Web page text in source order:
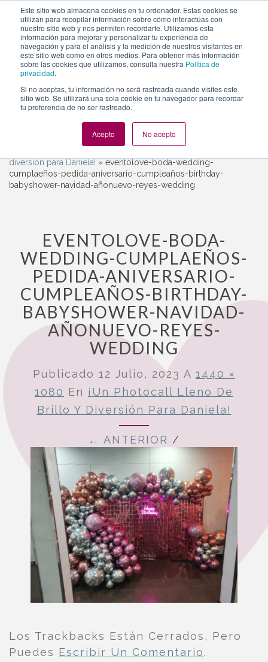
Este sitio web almacena cookies en tu ordenador. Estas cookies se
utilizan para recopilar información sobre cómo interactúas con
nuestro sitio web y nos permiten recordarte. Utilizamos esta
información para mejorar y personalizar tu experiencia de
navegación y para el análisis y la medición de nuestros visitantes en
este sitio web como en otros medios. Para obtener más información
sobre las cookies que utilizamos, consulta nuestra Política de
privacidad.
Si no aceptas, tu información no será rastreada cuando visites este
sitio web. Se utilizará una sola cookie en tu navegador para recordar
tu preferencia de no ser rastreado.
Acepto No acepto
https://www.evento.love/blog/celebraciones-llenas-de-
amor-y-dulzura/eventolove-boda-wedding-cumplaenos-
pedida-aniversario-cumpleanos-birthday-babyshower-
navidad-anonuevo-reyes-wedding/
diversión para Daniela! » eventolove-boda-wedding-
cumplaeños-pedida-aniversario-cumpleaños-birthday-
babyshower-navidad-añonuevo-reyes-wedding
EVENTOLOVE-BODA-
WEDDING-CUMPLAEÑOS-
PEDIDA-ANIVERSARIO-
CUMPLEAÑOS-BIRTHDAY-
BABYSHOWER-NAVIDAD-
AÑONUEVO-REYES-
WEDDING
Publicado 12 Julio, 2023 A 1440 ×
1080 En ¡Un Photocall Lleno De
Brillo Y Diversión Para Daniela!
← ANTERIOR /
Los Trackbacks Están Cerrados, Pero
Puedes Escribir Un Comentario.